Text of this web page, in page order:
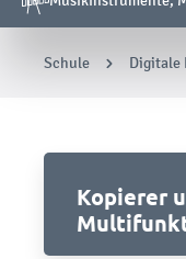
Schule Digitale
Kopierer